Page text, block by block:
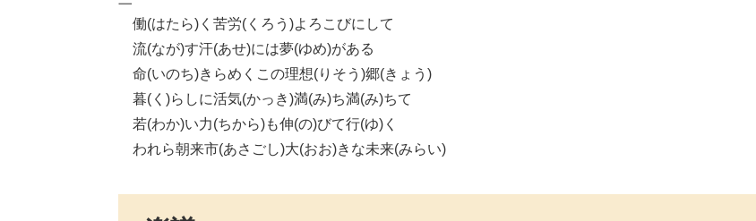
働(はたら)く苦労(くろう)よろこびにして
流(なが)す汗(あせ)には夢(ゆめ)がある
命(いのち)きらめくこの理想(りそう)郷(きょう)
暮(く)らしに活気(かっき)満(み)ち満(み)ちて
若(わか)い力(ちから)も伸(の)びて行(ゆ)く
われら朝来市(あさごし)大(おお)きな未来(みらい)